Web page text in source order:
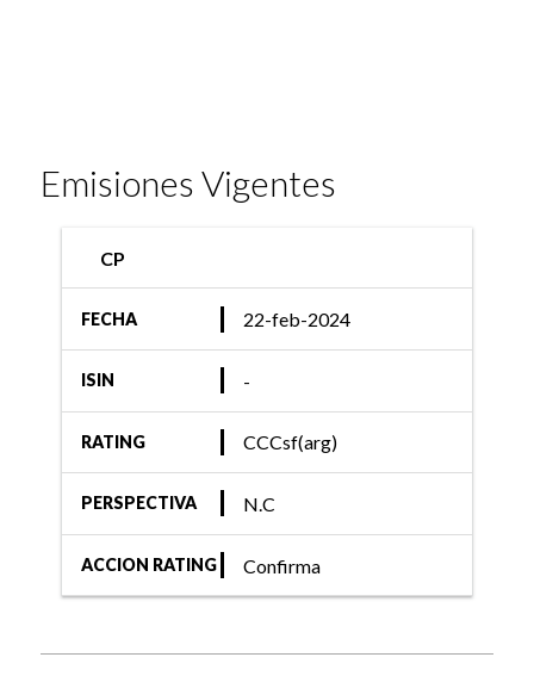
Emisiones Vigentes
CP
FECHA 22-feb-2024
ISIN -
RATING CCCsf(arg)
PERSPECTIVA N.C
ACCION RATING Confirma